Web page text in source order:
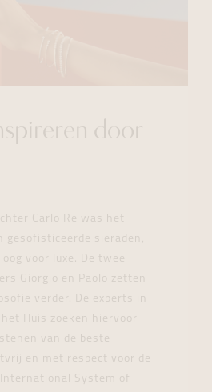
door
Carlo Re was het
gesofisticeerde sieraden,
voor luxe. De twee
Giorgio en Paolo zetten
verder. De experts in
Huis zoeken hiervoor
van de beste
en met respect voor de
System of